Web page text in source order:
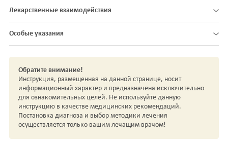
Лекарственные взаимодействия
Особые указания
Обратите внимание!
Инструкция, размещенная на данной странице, носит
информационный характер и предназначена исключительно
для ознакомительных целей. Не используйте данную
инструкцию в качестве медицинских рекомендаций.
Постановка диагноза и выбор методики лечения
осуществляется только вашим лечащим врачом!